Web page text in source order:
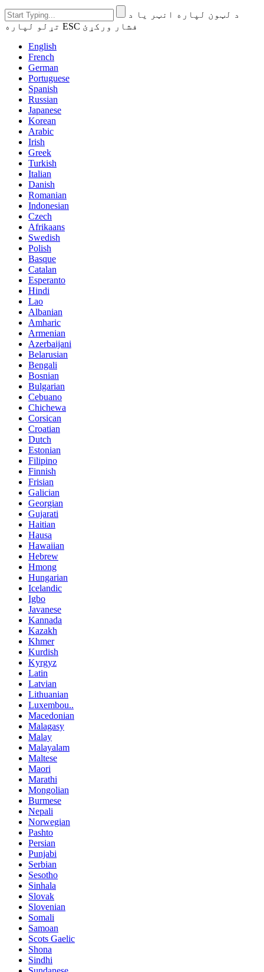
د لټون لپاره انټر یا د
تړلو لپاره ESC فشار ورکړئ
English
French
German
Portuguese
Spanish
Russian
Japanese
Korean
Arabic
Irish
Greek
Turkish
Italian
Danish
Romanian
Indonesian
Czech
Afrikaans
Swedish
Polish
Basque
Catalan
Esperanto
Hindi
Lao
Albanian
Amharic
Armenian
Azerbaijani
Belarusian
Bengali
Bosnian
Bulgarian
Cebuano
Chichewa
Corsican
Croatian
Dutch
Estonian
Filipino
Finnish
Frisian
Galician
Georgian
Gujarati
Haitian
Hausa
Hawaiian
Hebrew
Hmong
Hungarian
Icelandic
Igbo
Javanese
Kannada
Kazakh
Khmer
Kurdish
Kyrgyz
Latin
Latvian
Lithuanian
Luxembou..
Macedonian
Malagasy
Malay
Malayalam
Maltese
Maori
Marathi
Mongolian
Burmese
Nepali
Norwegian
Pashto
Persian
Punjabi
Serbian
Sesotho
Sinhala
Slovak
Slovenian
Somali
Samoan
Scots Gaelic
Shona
Sindhi